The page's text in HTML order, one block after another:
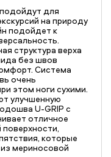
для
на природу
подойдет к
структура верха
без швов
Система
очень
этом ноги сухими.
улучшенную
U-GRIP с
отличное
которые
мериносовой